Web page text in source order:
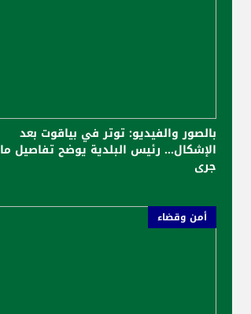
بالصور والفيديو: توتر في بياقوت بعد
الإشكال... رئيس البلدية يوضح تفاصيل ما
جرى
أمن وقضاء